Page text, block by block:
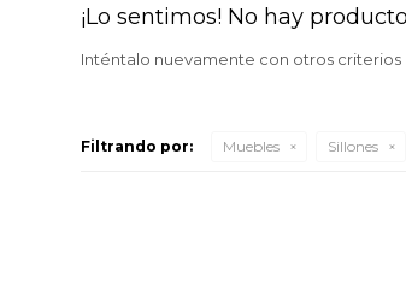
¡Lo sentimos! No hay
Inténtalo nuevamente con otros
Filtrando por: Muebles Sillones